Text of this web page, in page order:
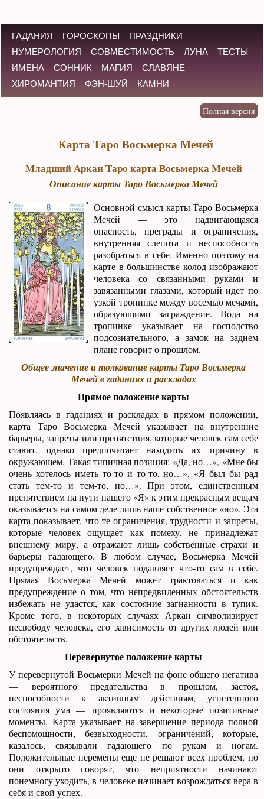
ГАДАНИЯ ГОРОСКОПЫ
ПРАЗДНИКИ
НУМЕРОЛОГИЯ
СОВМЕСТИМОСТЬ ЛУНА
ТЕСТЫ
ИМЕНА
СОННИК МАГИЯ
СЛАВЯНЕ
ХИРОМАНТИЯ
ФЭН-ШУЙ КАМНИ
Карта Таро Восьмерка Мечей
Младший Аркан Таро карта Восьмерка Мечей
Описание карты Таро Восьмерка Мечей
Основной смысл карты Таро Восьмерка
Мечей — это надвигающаяся
опасность, преграды и ограничения,
внутренняя слепота и неспособность
разобраться в себе. Именно поэтому на
карте в большинстве колод изображают
человека со связанными руками и
завязанными глазами, который идет по
узкой тропинке между восемью мечами,
образующими заграждение. Вода на
тропинке указывает на господство
подсознательного, а замок на заднем
плане говорит о прошлом.
Общее значение и толкование карты Таро Восьмерка
Мечей в гаданиях и раскладах
Прямое положение карты
Появляясь в гаданиях и раскладах в прямом положении,
карта Таро Восьмерка Мечей указывает на внутренние
барьеры, запреты или препятствия, которые человек сам себе
ставит, однако предпочитает находить их причину в
окружающем. Такая типичная позиция: «Да, но…», «Мне бы
очень хотелось иметь то-то и то-то, но…», «Я был бы рад
стать тем-то и тем-то, но…». При этом, единственным
препятствием на пути нашего «Я» к этим прекрасным вещам
оказывается на самом деле лишь наше собственное «но». Эта
карта показывает, что те ограничения, трудности и запреты,
которые человек ощущает как помеху, не принадлежат
внешнему миру, а отражают лишь собственные страхи и
барьеры гадающего. В любом случае, Восьмерка Мечей
предупреждает, что человек подавляет что-то сам в себе.
Прямая Восьмерка Мечей может трактоваться и как
предупреждение о том, что непредвиденных обстоятельств
избежать не удастся, как состояние загнанности в тупик.
Кроме того, в некоторых случаях Аркан символизирует
несвободу человека, его зависимость от других людей или
обстоятельств.
Перевернутое положение карты
У перевернутой Восьмерки Мечей на фоне общего негатива
— вероятного предательства в прошлом, застоя,
неспособности к активным действиям, угнетенного
состояния ума — проявляются и некоторые позитивные
моменты. Карта указывает на завершение периода полной
беспомощности, безвыходности, ограничений, которые,
казалось, связывали гадающего по рукам и ногам.
Положительные перемены еще не решают всех проблем, но
они открыто говорят, что неприятности начинают
понемногу уходить, в человеке начинает возрождаться вера в
себя и свой успех.